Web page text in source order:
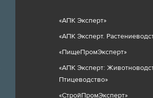
«АПК Эксперт»
«АПК Эксперт.
«ПищеПромЭксперт»
«АПК Эксперт: Животнов
Птицеводство»
«СтройПромЭксперт»